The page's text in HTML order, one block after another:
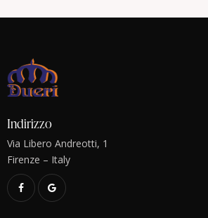
Indirizzo
Via Libero Andreotti, 1
Firenze – Italy